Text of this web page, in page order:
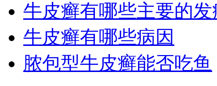
牛皮癣有哪些主要的
牛皮癣有哪些病因
脓包型牛皮癣能否吃鱼